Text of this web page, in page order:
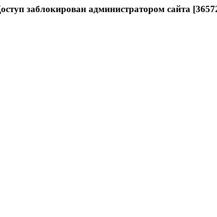
заблокирован администратором сайта